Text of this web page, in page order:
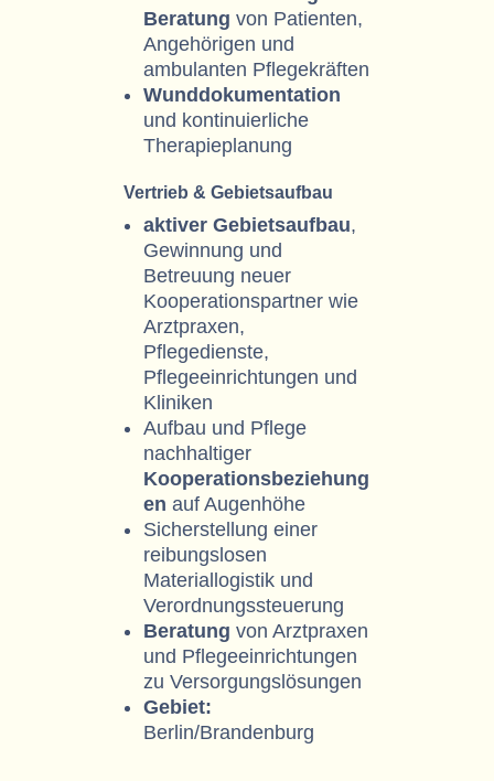
Beratung von Patienten,
Angehörigen und
ambulanten Pflegekräften
Wunddokumentation
und kontinuierliche
Therapieplanung
Vertrieb & Gebietsaufbau
aktiver Gebietsaufbau,
Gewinnung und
Betreuung neuer
Kooperationspartner wie
Arztpraxen,
Pflegedienste,
Pflegeeinrichtungen und
Kliniken
Aufbau und Pflege
nachhaltiger
Kooperationsbeziehung
en auf Augenhöhe
Sicherstellung einer
reibungslosen
Materiallogistik und
Verordnungssteuerung
Beratung von Arztpraxen
und Pflegeeinrichtungen
zu Versorgungslösungen
Gebiet:
Berlin/Brandenburg